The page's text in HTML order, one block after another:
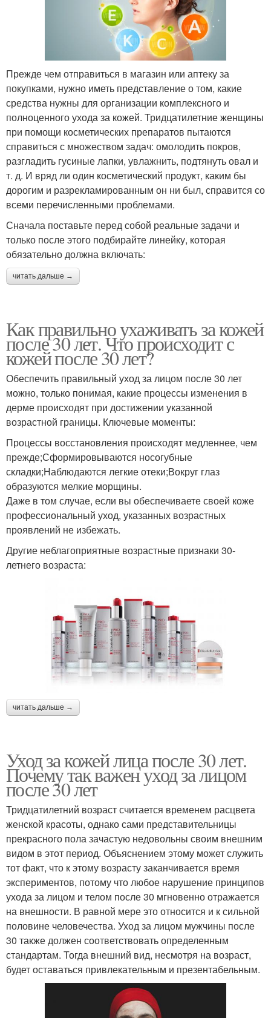
Прежде чем отправиться в магазин или аптеку за
покупками, нужно иметь представление о том, какие
средства нужны для организации комплексного и
полноценного ухода за кожей. Тридцатилетние женщины
при помощи косметических препаратов пытаются
справиться с множеством задач: омолодить покров,
разгладить гусиные лапки, увлажнить, подтянуть овал и
т. д. И вряд ли один косметический продукт, каким бы
дорогим и разрекламированным он ни был, справится со
всеми перечисленными проблемами.
Сначала поставьте перед собой реальные задачи и
только после этого подбирайте линейку, которая
обязательно должна включать:
читать дальше →
Как правильно ухаживать за кожей
после 30 лет. Что происходит с
кожей после 30 лет?
Обеспечить правильный уход за лицом после 30 лет
можно, только понимая, какие процессы изменения в
дерме происходят при достижении указанной
возрастной границы. Ключевые моменты:
Процессы восстановления происходят медленнее, чем
прежде;Сформировываются носогубные
складки;Наблюдаются легкие отеки;Вокруг глаз
образуются мелкие морщины.
Даже в том случае, если вы обеспечиваете своей коже
профессиональный уход, указанных возрастных
проявлений не избежать.
Другие неблагоприятные возрастные признаки 30-
летнего возраста:
читать дальше →
Уход за кожей лица после 30 лет.
Почему так важен уход за лицом
после 30 лет
Тридцатилетний возраст считается временем расцвета
женской красоты, однако сами представительницы
прекрасного пола зачастую недовольны своим внешним
видом в этот период. Объяснением этому может служить
тот факт, что к этому возрасту заканчивается время
экспериментов, потому что любое нарушение принципов
ухода за лицом и телом после 30 мгновенно отражается
на внешности. В равной мере это относится и к сильной
половине человечества. Уход за лицом мужчины после
30 также должен соответствовать определенным
стандартам. Тогда внешний вид, несмотря на возраст,
будет оставаться привлекательным и презентабельным.